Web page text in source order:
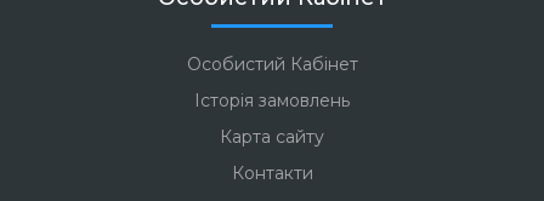
Особистий Кабінет
Історія замовлень
Карта сайту
Контакти